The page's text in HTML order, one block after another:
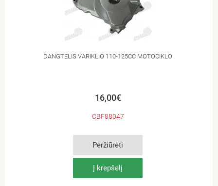
DANGTELIS VARIKLIO 110-125CC MOTOCIKLO
16,00€
CBF88047
Peržiūrėti
Į krepšelį